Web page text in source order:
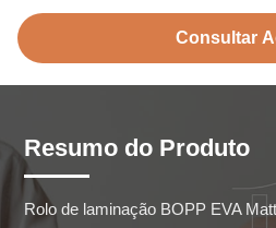
Consultar
Resumo do Produto
Rolo de laminação BOPP EVA